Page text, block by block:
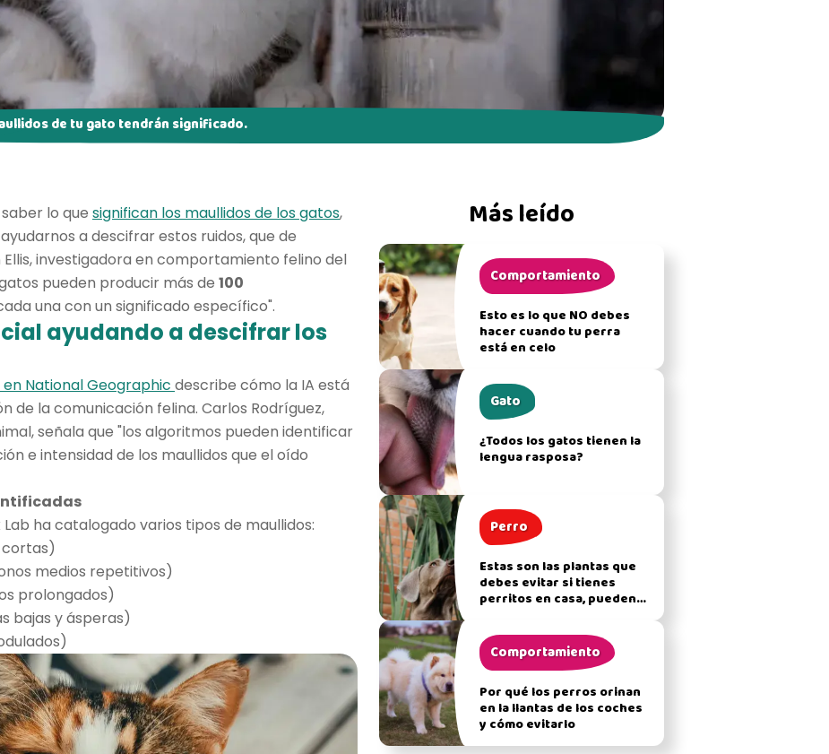
de tu gato tendrán significado.
lo que significan los maullidos de los gatos,
a descifrar estos ruidos, que de
investigadora en comportamiento felino del
pueden producir más de 100
una con un significado específico".
ayudando a descifrar los
National Geographic describe cómo la IA está
de la comunicación felina. Carlos Rodríguez,
señala que "los algoritmos pueden identificar
e intensidad de los maullidos que el oído
ha catalogado varios tipos de maullidos:
cortas)
medios repetitivos)
prolongados)
bajas y ásperas)
Más leído
Comportamiento
Esto es lo que NO debes
hacer cuando tu perra
está en celo
Gato
¿Todos los gatos tienen la
lengua rasposa?
Perro
Estas son las plantas que
debes evitar si tienes
perritos en casa, pueden
Comportamiento
Por qué los perros orinan
en la llantas de los coches
y cómo evitarlo